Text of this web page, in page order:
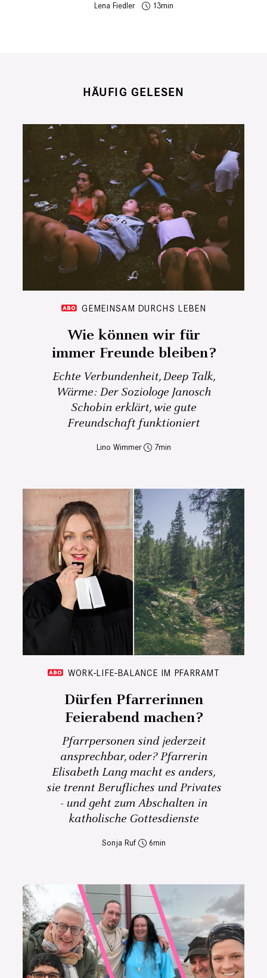
Lena Fiedler 13
HÄUFIG GELESEN
GEMEINSAM DURCHS LEBEN
Wie können wir für
immer Freunde bleiben?
Echte Verbundenheit, Deep Talk,
Wärme: Der Soziologe Janosch
Schobin erklärt, wie gute
Freundschaft funktioniert
Lino Wimmer 7
WORK-LIFE-BALANCE IM PFARRAMT
Dürfen Pfarrerinnen
Feierabend machen?
Pfarrpersonen sind jederzeit
ansprechbar, oder? Pfarrerin
Elisabeth Lang macht es anders,
sie trennt Berufliches und Privates
- und geht zum Abschalten in
katholische Gottesdienste
Sonja Ruf 6